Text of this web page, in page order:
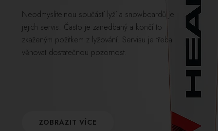
Neodmyslitelnou součástí lyží a snowboardů je
jejich servis. Často je zanedbaný a končí to
zkaženým požitkem z lyžování. Servisu je třeba
věnovat dostatečnou pozornost.
ZOBRAZIT VÍCE